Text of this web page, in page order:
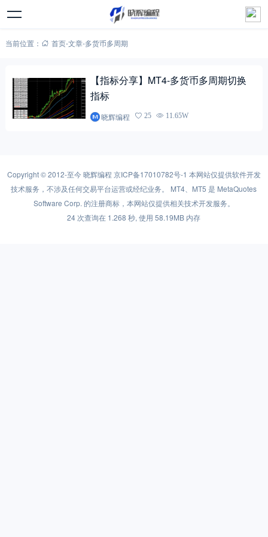
当前位置： 首页-文章-多货币多周期
【指标分享】MT4-多货币多周期切换
指标
晓辉编程 25 11.65W
Copyright © 2012-至今晓辉编程 京ICP备17010782号-1 本网站仅提供软件开发
技术服务，不涉及任何交易平台运营或经纪业务。 MT4、MT5 是 MetaQuotes
Software Corp. 的注册商标，本网站仅提供相关技术开发服务。
24 次查询在 1.268 秒, 使用 58.19MB 内存